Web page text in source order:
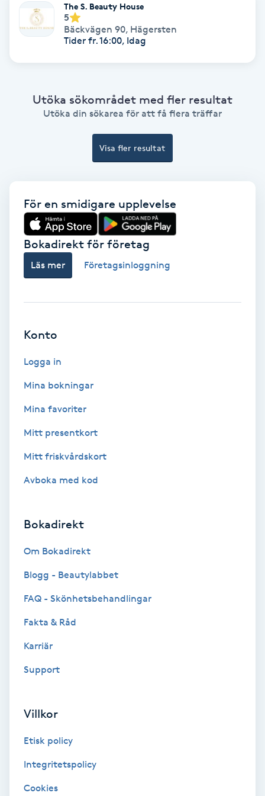
Ansiktsbehandling djuprengörande
Blowout
Brynfärgning
Brynplockning
Cryoterapi
Damklippning
Dermapen
Extensions
The S. Beauty House
5
Bäckvägen 90, Hägersten
Tider fr. 16:00, Idag
Utöka sökområdet med fler resultat
Utöka din sökarea för att få flera träffar
Visa fler resultat
För en smidigare upplevelse
Bokadirekt för företag
Läs mer Företagsinloggning
Konto
Logga in
Mina bokningar
Mina favoriter
Mitt presentkort
Mitt friskvårdskort
Avboka med kod
Bokadirekt
Om Bokadirekt
Blogg - Beautylabbet
FAQ - Skönhetsbehandlingar
Fakta & Råd
Karriär
Support
Villkor
Etisk policy
Integritetspolicy
Cookies